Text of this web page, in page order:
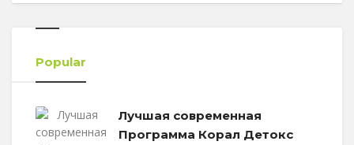
Popular
Лучшая современная
Программа Корал Детокс